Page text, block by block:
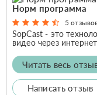
Норм программа
5
SopCast - это
видео через
Читать весь
Написать отзыв